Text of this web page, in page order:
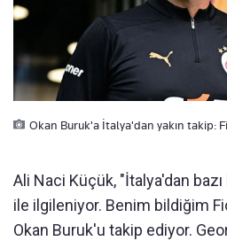
Okan Buruk'a İtalya'dan yakın takip:
Ali Naci Küçük, "İtalya'dan
ile ilgileniyor. Benim bildiğim
Okan Buruk'u takip ediyor.